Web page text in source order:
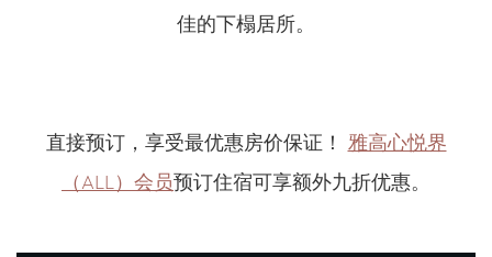
佳的下榻居所。
直接预订，享受最优惠房价保证！ 雅高心悦界
（ALL）会员预订住宿可享额外九折优惠。